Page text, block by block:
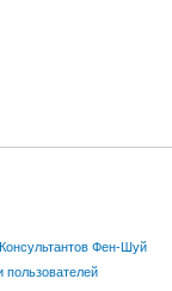
Фен-Шуй
пользователей